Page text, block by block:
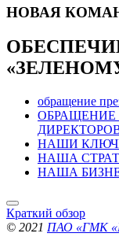
НОВАЯ
обращение
ОБРАЩЕНИЕ
НАШИ
НАША
НАША
Краткий обзор
© 2021 ПАО «ГМК